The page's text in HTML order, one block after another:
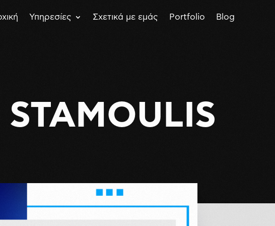
Υπηρεσίες Σχετικά με εμάς Portfolio Blog
STAMOULIS